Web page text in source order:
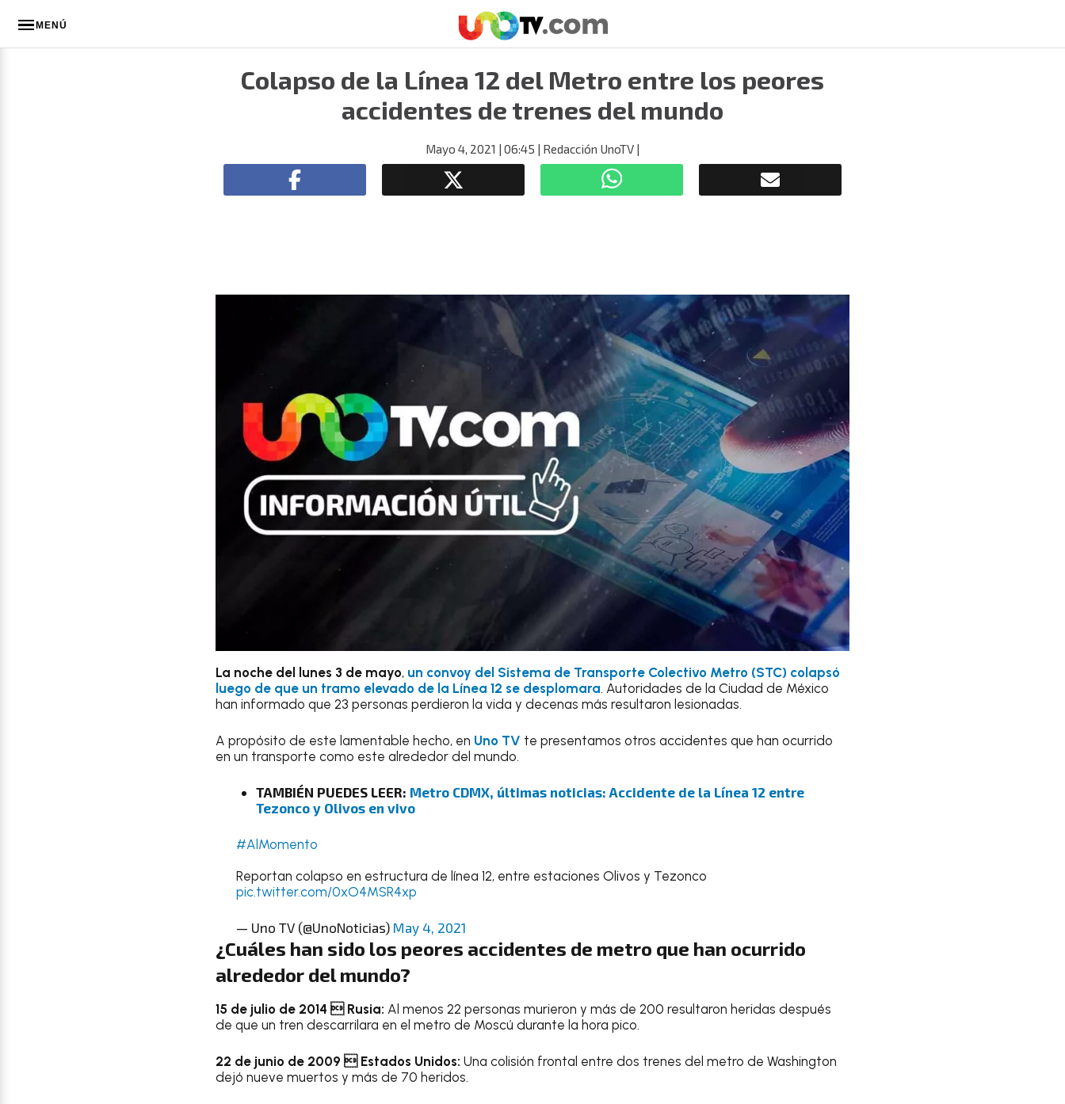
MENÚ
Colapso de la Línea 12 del Metro entre los peores
accidentes de trenes del mundo
Mayo 4, 2021 | 06:45 | Redacción UnoTV |
La noche del lunes 3 de mayo, un convoy del Sistema de Transporte Colectivo Metro (STC) colapsó
luego de que un tramo elevado de la Línea 12 se desplomara. Autoridades de la Ciudad de México
han informado que 23 personas perdieron la vida y decenas más resultaron lesionadas.
A propósito de este lamentable hecho, en Uno TV te presentamos otros accidentes que han ocurrido
en un transporte como este alrededor del mundo.
TAMBIÉN PUEDES LEER: Metro CDMX, últimas noticias: Accidente de la Línea 12 entre
Tezonco y Olivos en vivo
#AlMomento
Reportan colapso en estructura de línea 12, entre estaciones Olivos y Tezonco
pic.twitter.com/0xO4MSR4xp
— Uno TV (@UnoNoticias) May 4, 2021
¿Cuáles han sido los peores accidentes de metro que han ocurrido
alrededor del mundo?
15 de julio de 2014  Rusia: Al menos 22 personas murieron y más de 200 resultaron heridas después
de que un tren descarrilara en el metro de Moscú durante la hora pico.
22 de junio de 2009  Estados Unidos: Una colisión frontal entre dos trenes del metro de Washington
dejó nueve muertos y más de 70 heridos.